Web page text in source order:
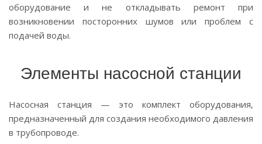
оборудование и не откладывать ремонт при
возникновении посторонних шумов или проблем с
подачей воды.
Элементы насосной станции
Насосная станция — это комплект оборудования,
предназначенный для создания необходимого давления
в трубопроводе.